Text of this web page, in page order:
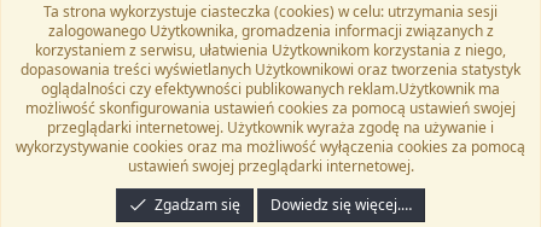
Flat Awesome + (Parent DO NOT EDIT)
Polski (PL)
Kontakt
Regulamin Polityka prywatności Pomoc
TwitterKontakt
RSS
Community platform by XenForo® © 2010-2024 XenForo Ltd.
programyzadarmo.net.pl . | Xenforo Add-ons
Email Check by MPM.PM
Ta strona wykorzystuje ciasteczka (cookies) w celu: utrzymania sesji
zalogowanego Użytkownika, gromadzenia informacji związanych z
korzystaniem z serwisu, ułatwienia Użytkownikom korzystania z niego,
dopasowania treści wyświetlanych Użytkownikowi oraz tworzenia statystyk
oglądalności czy efektywności publikowanych reklam.Użytkownik ma
możliwość skonfigurowania ustawień cookies za pomocą ustawień swojej
przeglądarki internetowej. Użytkownik wyraża zgodę na używanie i
wykorzystywanie cookies oraz ma możliwość wyłączenia cookies za pomocą
ustawień swojej przeglądarki internetowej.
Zgadzam się
Dowiedz się więcej.…